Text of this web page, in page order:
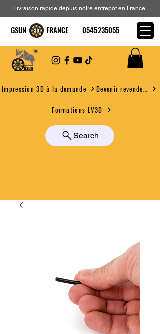
Impression 3D à la demande
Formations LV3D
Search
Livraison rapide depuis notre entrepôt en France.
GSUN FRANCE 0545235055